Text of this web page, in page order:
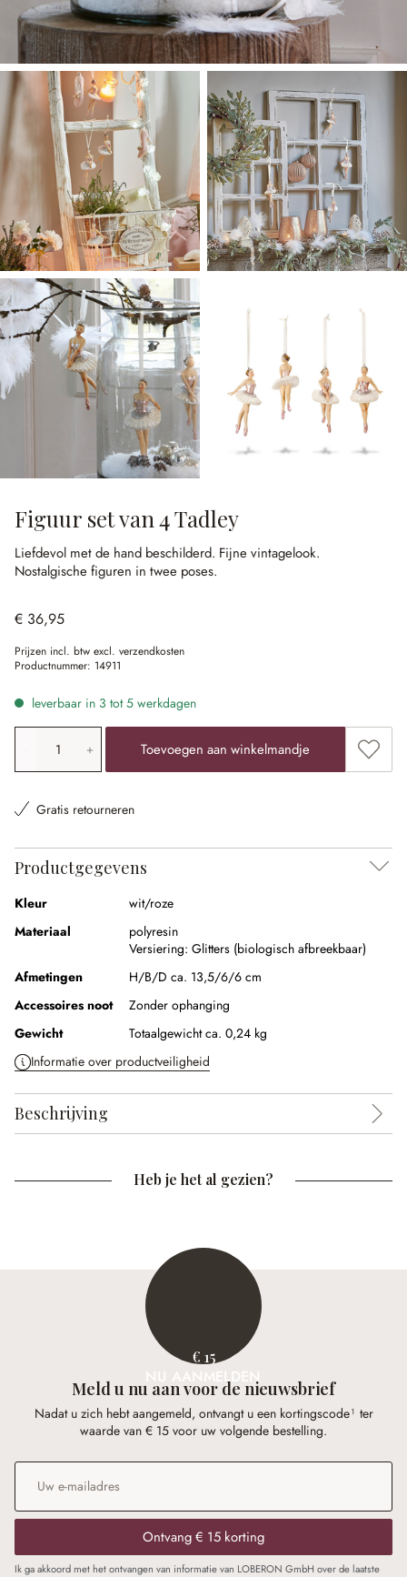
Figuur set van 4 Tadley
Liefdevol met de hand beschilderd. Fijne vintagelook.
Nostalgische figuren in twee poses.
€ 36,95
Prijzen incl. btw excl. verzendkosten
Productnummer: 14911
leverbaar in 3 tot 5 werkdagen
Producthoeveelheid: voer de gewenste waarde in of
Toevoegen aan winkelmandje
Gratis retourneren
Productgegevens
Kleur
wit/roze
Materiaal
polyresin
Versiering: Glitters (biologisch afbreekbaar)
Afmetingen
H/B/D ca. 13,5/6/6 cm
Accessoires noot
Zonder ophanging
Gewicht
Totaalgewicht ca. 0,24 kg
Informatie over productveiligheid
Beschrijving
Heb je het al gezien?
€ 15
NU AANMELDEN
Meld u nu aan voor de nieuwsbrief
Nadat u zich hebt aangemeld, ontvangt u een kortingscode¹ ter
waarde van € 15 voor uw volgende bestelling.
E-mailadres
Ontvang € 15 korting
Ik ga akkoord met het ontvangen van informatie van LOBERON GmbH over de laatste